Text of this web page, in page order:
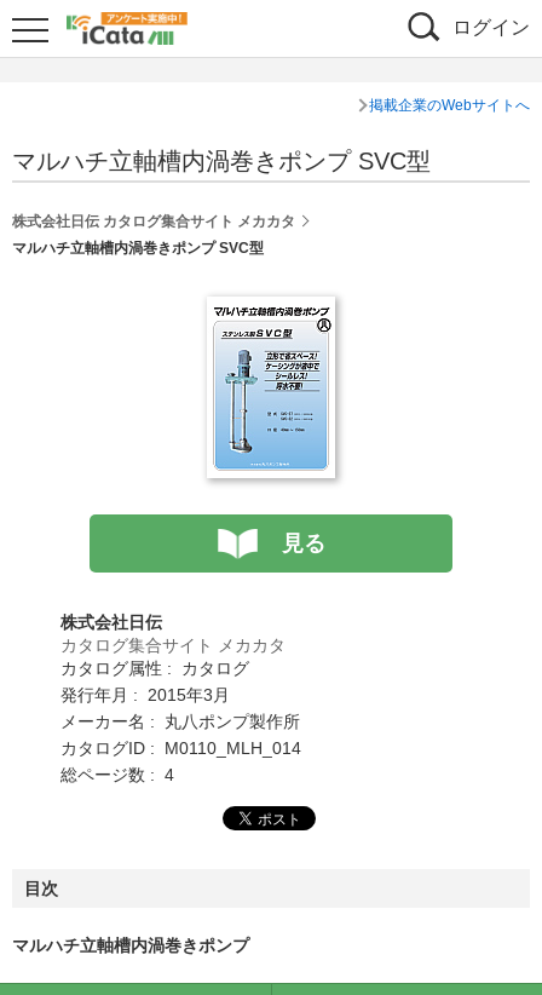
ログイン
掲載企業のWebサイトへ
マルハチ立軸槽内渦巻きポンプ SVC型
株式会社日伝 カタログ集合サイト メカカタ
マルハチ立軸槽内渦巻きポンプ SVC型
見る
株式会社日伝
カタログ集合サイト メカカタ
カタログ属性 : カタログ
発行年月 : 2015年3月
メーカー名 : 丸八ポンプ製作所
カタログID : M0110_MLH_014
総ページ数 : 4
目次
マルハチ立軸槽内渦巻きポンプ